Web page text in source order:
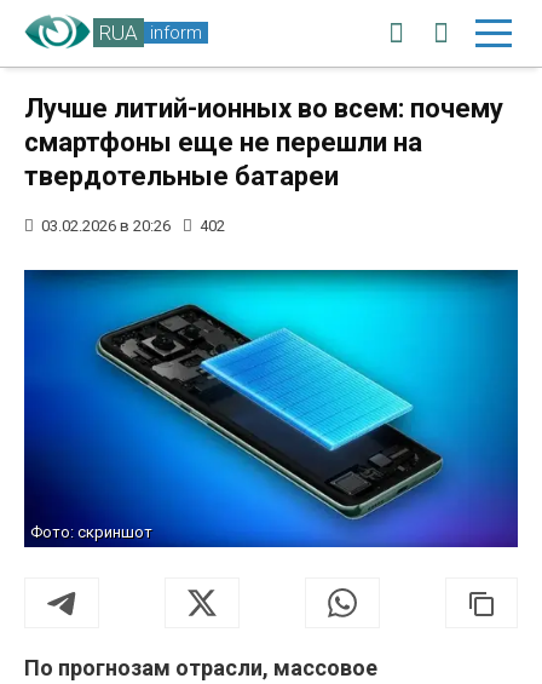
RUA inform
Лучше литий-ионных во всем: почему
смартфоны еще не перешли на
твердотельные батареи
03.02.2026 в 20:26 402
Фото: скриншот
По прогнозам отрасли, массовое